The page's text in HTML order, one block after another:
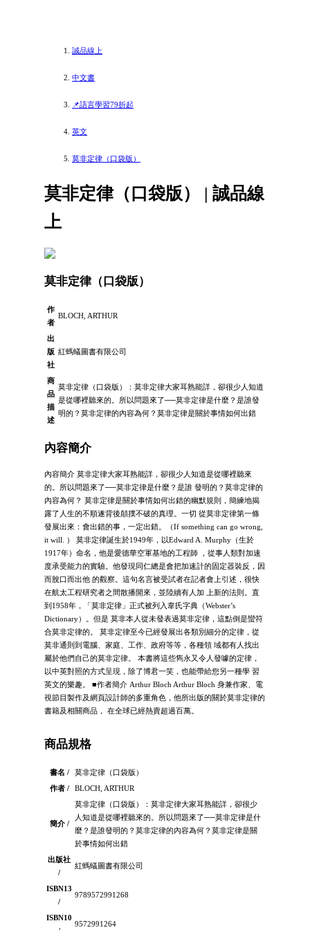
誠品線上
中文書
📌語言學習79折起
英文
莫非定律（口袋版）
莫非定律（口袋版） | 誠品線
上
莫非定律（口袋版）
作
者
BLOCH, ARTHUR
出
版
社
紅螞蟻圖書有限公司
商
品
描
述
莫非定律（口袋版）：莫非定律大家耳熟能詳，卻很少人知道
是從哪裡聽來的。所以問題來了──莫非定律是什麼？是誰發
明的？莫非定律的內容為何？莫非定律是關於事情如何出錯
內容簡介
內容簡介 莫非定律大家耳熟能詳，卻很少人知道是從哪裡聽來
的。所以問題來了──莫非定律是什麼？是誰 發明的？莫非定律的
內容為何？ 莫非定律是關於事情如何出錯的幽默規則，簡練地揭
露了人生的不順遂背後顛撲不破的真理。一切 從莫非定律第一條
發展出來：會出錯的事，一定出錯。（If something can go wrong,
it will. ） 莫非定律誕生於1949年，以Edward A. Murphy（生於
1917年）命名，他是愛德華空軍基地的工程師 ，從事人類對加速
度承受能力的實驗。他發現同仁總是會把加速計的固定器裝反，因
而脫口而出他 的觀察。這句名言被受試者在記者會上引述，很快
在航太工程研究者之間散播開來，並陸續有人加 上新的法則。直
到1958年，「莫非定律」正式被列入韋氏字典（Webster’s
Dictionary）。但是 莫非本人從未發表過莫非定律，這點倒是蠻符
合莫非定律的。 莫非定律至今已經發展出各類別細分的定律，從
莫非通則到電腦、家庭、工作、政府等等，各種領 域都有人找出
屬於他們自己的莫非定律。 本書將這些雋永又令人發噱的定律，
以中英對照的方式呈現，除了博君一笑，也能帶給您另一種學 習
英文的樂趣。 ■作者簡介 Arthur Bloch Arthur Bloch 身兼作家、電
視節目製作及網頁設計師的多重角色，他所出版的關於莫非定律的
書籍及相關商品， 在全球已經熱賣超過百萬。
商品規格
書名 /
莫非定律（口袋版）
作者 /
BLOCH, ARTHUR
簡介 /
莫非定律（口袋版）：莫非定律大家耳熟能詳，卻很少
人知道是從哪裡聽來的。所以問題來了──莫非定律是什
麼？是誰發明的？莫非定律的內容為何？莫非定律是關
於事情如何出錯
出版社
/
紅螞蟻圖書有限公司
ISBN13
/
9789572991268
ISBN10
9572991264